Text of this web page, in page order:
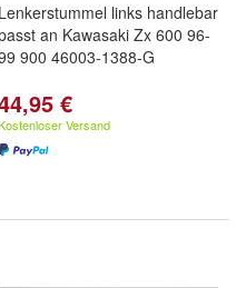
Lenkerstummel links handlebar
an Kawasaki Zx 600 96-
900 46003-1388-G
€
Versand